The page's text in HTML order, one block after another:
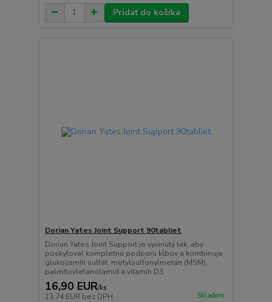
Pridať do košíka
Dorian Yates Joint Support 90tabliet
Dorian Yates Joint Support je vyvinutý tak, aby
poskytoval kompletnú podporu kĺbov a kombinuje
glukozamín sulfát, metylsulfonylmetán (MSM),
palmitoyletanolamid a vitamín D3.
16,90 EUR/ks
13,74 EUR bez DPH Skladom